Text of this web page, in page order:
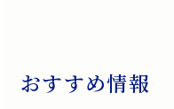
おすすめ情報